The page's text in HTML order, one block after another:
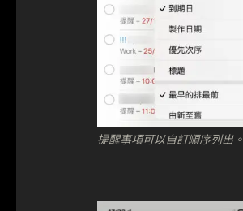
提醒事項可以自訂順序列出。